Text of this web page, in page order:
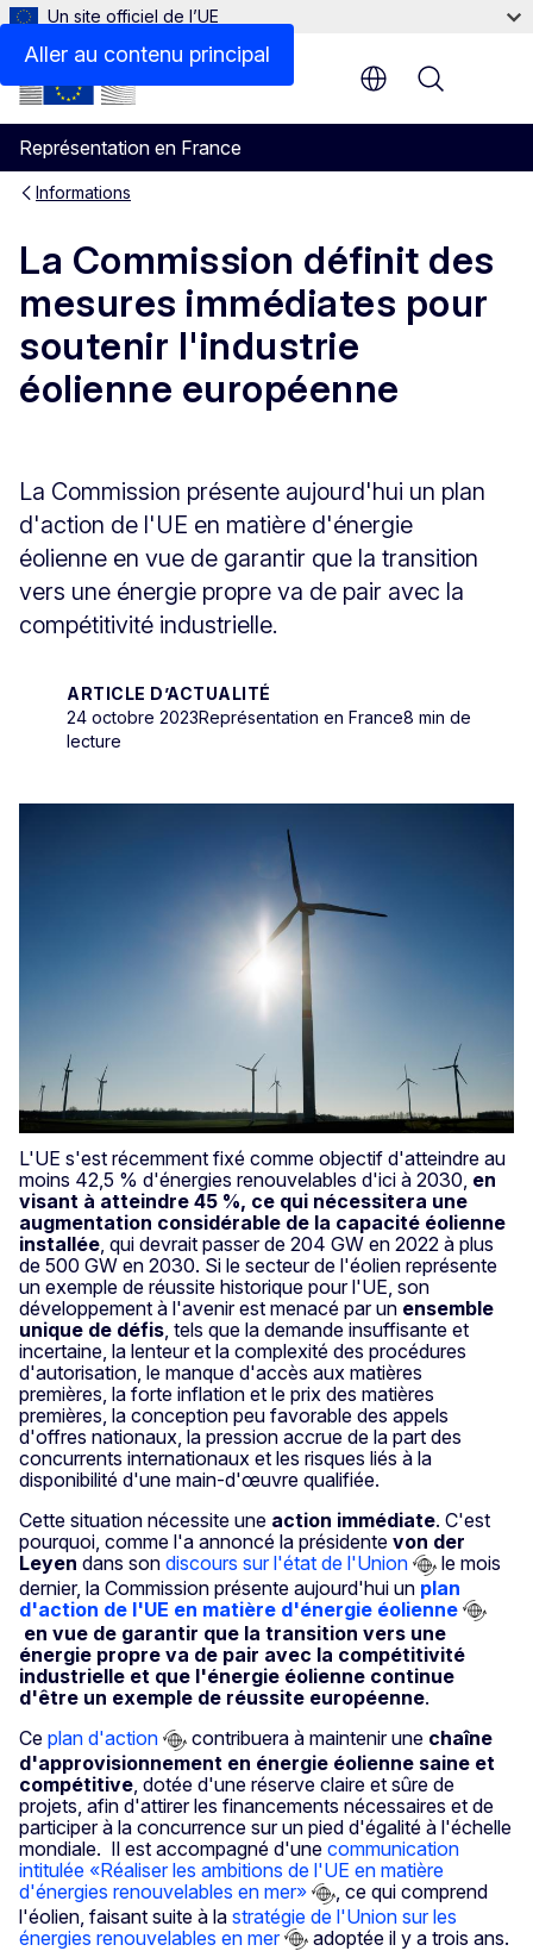
Aller au contenu principal
Un site officiel de l’UE
Représentation en France
Menu
Informations
La Commission définit des
mesures immédiates pour
soutenir l'industrie
éolienne européenne
La Commission présente aujourd'hui un plan
d'action de l'UE en matière d'énergie
éolienne en vue de garantir que la transition
vers une énergie propre va de pair avec la
compétitivité industrielle.
ARTICLE D’ACTUALITÉ
24 octobre 2023Représentation en France8 min de
lecture
L'UE s'est récemment fixé comme objectif d'atteindre au
moins 42,5 % d'énergies renouvelables d'ici à 2030, en
visant à atteindre 45 %, ce qui nécessitera une
augmentation considérable de la capacité éolienne
installée, qui devrait passer de 204 GW en 2022 à plus
de 500 GW en 2030. Si le secteur de l'éolien représente
un exemple de réussite historique pour l'UE, son
développement à l'avenir est menacé par un ensemble
unique de défis, tels que la demande insuffisante et
incertaine, la lenteur et la complexité des procédures
d'autorisation, le manque d'accès aux matières
premières, la forte inflation et le prix des matières
premières, la conception peu favorable des appels
d'offres nationaux, la pression accrue de la part des
concurrents internationaux et les risques liés à la
disponibilité d'une main-d'œuvre qualifiée.
Cette situation nécessite une action immédiate. C'est
pourquoi, comme l'a annoncé la présidente von der
Leyen dans son discours sur l'état de l'Union
le mois
dernier, la Commission présente aujourd'hui un plan
d'action de l'UE en matière d'énergie éolienne
en vue de garantir que la transition vers une
énergie propre va de pair avec la compétitivité
industrielle et que l'énergie éolienne continue
d'être un exemple de réussite européenne.
Ce plan d'action contribuera à maintenir une chaîne
d'approvisionnement en énergie éolienne saine et
compétitive , dotée d'une réserve claire et sûre de
projets, afin d'attirer les financements nécessaires et de
participer à la concurrence sur un pied d'égalité à l'échelle
mondiale. Il est accompagné d'une communication
intitulée «Réaliser les ambitions de l'UE en matière
d'énergies renouvelables en mer»
, ce qui comprend
l'éolien, faisant suite à la stratégie de l'Union sur les
énergies renouvelables en mer
adoptée il y a trois ans.